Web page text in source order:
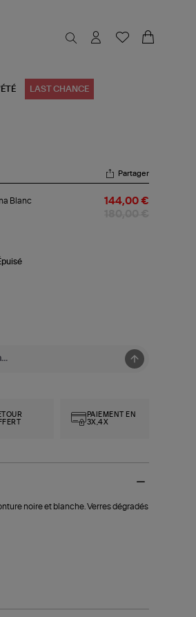
LAST CHANCE
Partager
Blanc 144,00 €
PAIEMENT EN
3X,4X
noire et blanche. Verres dégradés